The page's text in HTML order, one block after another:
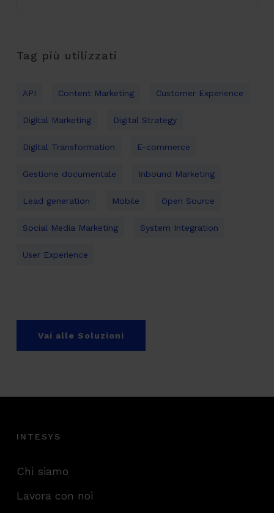
Tag più utilizzati
API Content Marketing Customer Experience
Digital Marketing Digital Strategy
Digital Transformation E-commerce
Gestione documentale Inbound Marketing
Lead generation Mobile Open Source
Social Media Marketing System Integration
User Experience
Vai alle Soluzioni
INTESYS
Chi siamo
Lavora con noi